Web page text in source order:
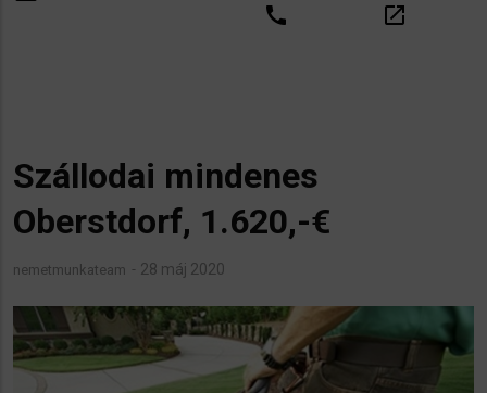
open_in_new email
Szállodai mindenes
Oberstdorf, 1.620,-€
nemetmunkateam 28 máj 2020